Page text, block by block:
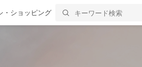
・ショッピング